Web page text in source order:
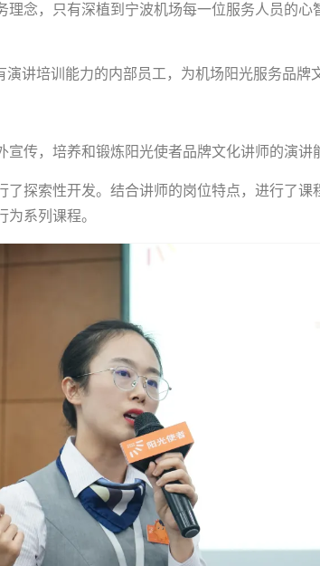
念，只有深植到宁波机场每一位服务人员的
讲培训能力的内部员工，为机场阳光服务品
传，培养和锻炼阳光使者品牌文化讲师的演
探索性开发。结合讲师的岗位特点，进行了
系列课程。